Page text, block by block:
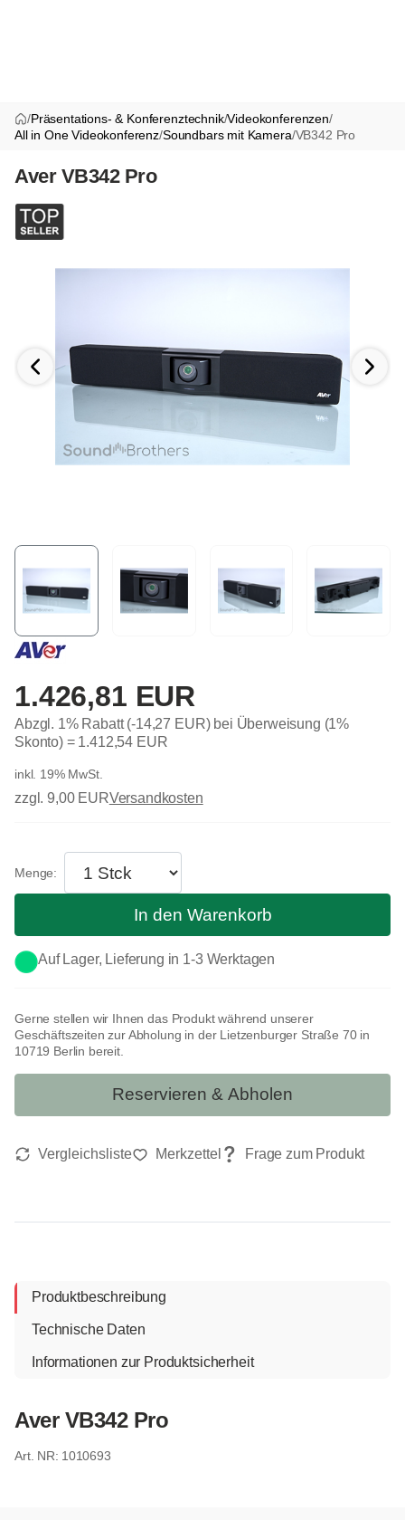
/Präsentations- & Konferenztechnik/Videokonferenzen/
All in One Videokonferenz/Soundbars mit Kamera/VB342 Pro
Aver VB342 Pro
1.426,81 EUR
Abzgl. 1% Rabatt (-14,27 EUR) bei Überweisung (1%
Skonto) = 1.412,54 EUR
inkl. 19% MwSt.
zzgl. 9,00 EURVersandkosten
Gerne stellen wir Ihnen das Produkt während unserer
Geschäftszeiten zur Abholung in der Lietzenburger Straße 70 in
10719 Berlin bereit.
Reservieren & Abholen
Auf Lager, Lieferung in 1-3 Werktagen
In den Warenkorb
Produktbeschreibung
Technische Daten
Informationen zur Produktsicherheit
Aver VB342 Pro
1010693